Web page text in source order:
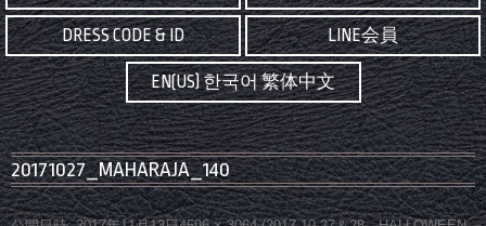
DRESS CODE & ID LINE会員
EN(US) 한국어 繁体中文
20171027_MAHARAJA_140